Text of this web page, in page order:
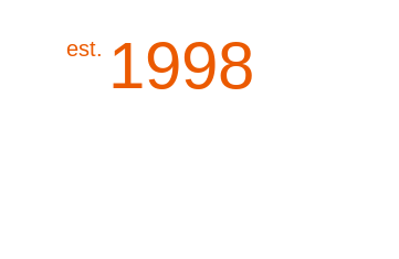
est. 1998